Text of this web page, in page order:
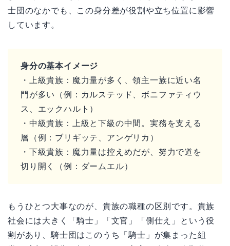
士団のなかでも、この身分差が役割や立ち位置に影響
しています。
身分の基本イメージ
・上級貴族：魔力量が多く、領主一族に近い名
門が多い（例：カルステッド、ボニファティウ
ス、エックハルト）
・中級貴族：上級と下級の中間。実務を支える
層（例：ブリギッテ、アンゲリカ）
・下級貴族：魔力量は控えめだが、努力で道を
切り開く（例：ダームエル）
もうひとつ大事なのが、貴族の職種の区別です。貴族
社会には大きく「騎士」「文官」「側仕え」という役
割があり、騎士団はこのうち「騎士」が集まった組